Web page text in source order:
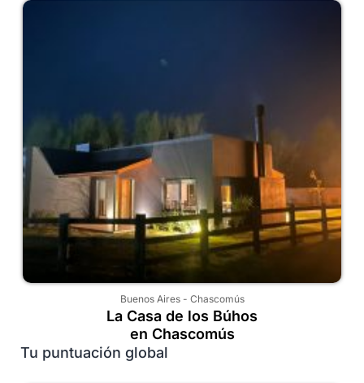
Buenos Aires- Chascomús
La Casa de los Búhos
en Chascomús
Tu puntuación global